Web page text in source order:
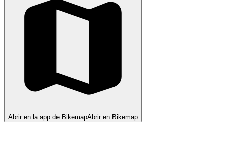
Abrir en la app de BikemapAbrir en Bikemap